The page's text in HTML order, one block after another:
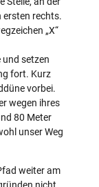
ersten rechts.
„X“
und setzen
fort. Kurz
vorbei.
wegen ihres
80 Meter
unser Weg
weiter am